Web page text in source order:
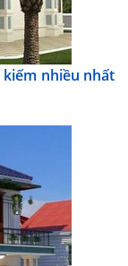
nhiều nhất